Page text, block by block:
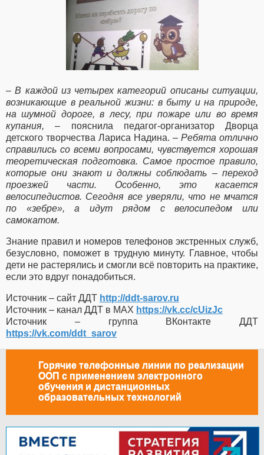
– В каждой из четырех категорий описаны ситуации,
возникающие в реальной жизни: в быту и на природе,
на шумной дороге, в лесу, при пожаре или во время
купания, – пояснила педагог-организатор Дворца
детского творчества Лариса Надина. – Ребята отлично
справились со всеми вопросами, чувствуется хорошая
теоретическая подготовка. Самое простое правило,
которые они знают и должны соблюдать – переход
проезжей части. Особенно, это касается
велосипедистов. Сегодня все уверяли, что не мчатся
по «зебре», а идут рядом с велосипедом или
самокатом.
Знание правил и номеров телефонов экстренных служб,
безусловно, поможет в трудную минуту. Главное, чтобы
дети не растерялись и смогли всё повторить на практике,
если это вдруг понадобиться.
Источник – сайт ДДТ http://ddt-sarov.ru
Источник – канал ДДТ в МАХ https://vk.cc/cUizJc
Источник – группа ВКонтакте ДДТ
https://vk.com/ddt_sarov
Горячие телефонные линии по реализации
ООП с применением электронного
обучения и дистанционных
образовательных технологий